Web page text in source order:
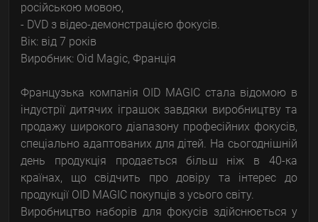
російською мовою,
- DVD з відео-демонстрацією фокусів.
Вік: від 7 років
Виробник: Oid Magic, Франція
Французька компанія OID MAGIC стала відомою в
індустрії дитячих іграшок завдяки виробництву та
продажу широкого діапазону професійних фокусів,
спеціально адаптованих для дітей. На сьогоднішній
день продукція продається більш ніж в 40-ка
країнах, що свідчить про довіру та інтерес до
продукції OID MAGIC покупців з усього світу.
Виробництво наборів для фокусів здійснюється у